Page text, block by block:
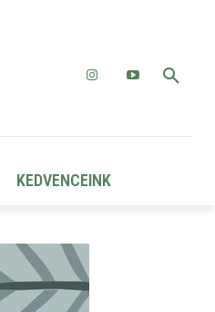
KEDVENCEINK